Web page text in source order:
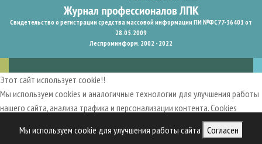
Мы используем cookie для улучшения работы сайта Согласен
Свидетельство о регистрации средства массовой информации ПИ №ФС77-36401 от
28.05.2009
Леспроминформ. 2002 - 2022
Этот сайт использует cookie!!
Мы используем cookies и аналогичные технологии для улучшения работы
нашего сайта, анализа трафика и персонализации контента. Cookies
пользовательский опыт